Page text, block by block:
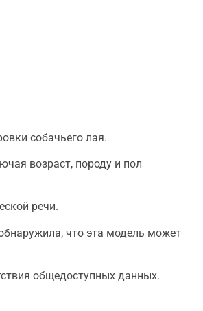
собачьего лая.
возраст, породу и пол
речи.
что эта модель может
общедоступных данных.